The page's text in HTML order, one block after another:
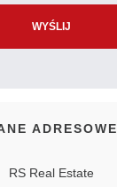
ADRESOWE
RS Real Estate